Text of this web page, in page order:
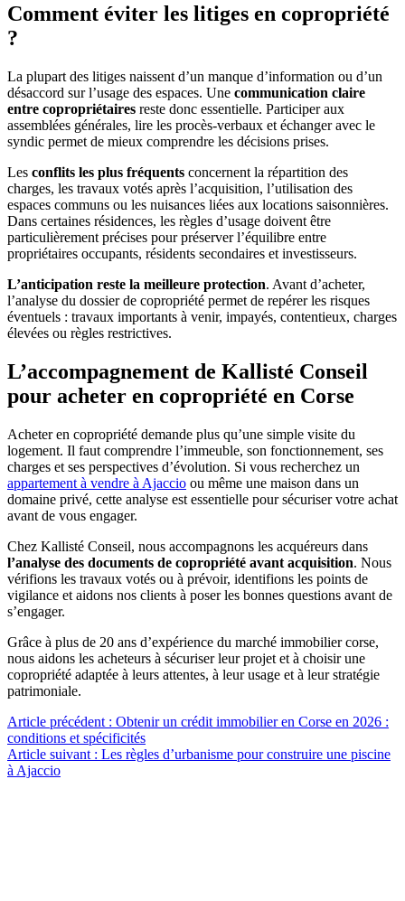
Comment éviter les litiges en copropriété
?
La plupart des litiges naissent d’un manque d’information ou d’un
désaccord sur l’usage des espaces. Une communication claire
entre copropriétaires reste donc essentielle. Participer aux
assemblées générales, lire les procès-verbaux et échanger avec le
syndic permet de mieux comprendre les décisions prises.
Les conflits les plus fréquents concernent la répartition des
charges, les travaux votés après l’acquisition, l’utilisation des
espaces communs ou les nuisances liées aux locations saisonnières.
Dans certaines résidences, les règles d’usage doivent être
particulièrement précises pour préserver l’équilibre entre
propriétaires occupants, résidents secondaires et investisseurs.
L’anticipation reste la meilleure protection. Avant d’acheter,
l’analyse du dossier de copropriété permet de repérer les risques
éventuels : travaux importants à venir, impayés, contentieux, charges
élevées ou règles restrictives.
L’accompagnement de Kallisté Conseil
pour acheter en copropriété en Corse
Acheter en copropriété demande plus qu’une simple visite du
logement. Il faut comprendre l’immeuble, son fonctionnement, ses
charges et ses perspectives d’évolution. Si vous recherchez un
appartement à vendre à Ajaccio ou même une maison dans un
domaine privé, cette analyse est essentielle pour sécuriser votre achat
avant de vous engager.
Chez Kallisté Conseil, nous accompagnons les acquéreurs dans
l’analyse des documents de copropriété avant acquisition. Nous
vérifions les travaux votés ou à prévoir, identifions les points de
vigilance et aidons nos clients à poser les bonnes questions avant de
s’engager.
Grâce à plus de 20 ans d’expérience du marché immobilier corse,
nous aidons les acheteurs à sécuriser leur projet et à choisir une
copropriété adaptée à leurs attentes, à leur usage et à leur stratégie
patrimoniale.
Navigation
de
l’article
Article précédent : Obtenir un crédit immobilier en Corse en 2026 :
conditions et spécificités
Article suivant : Les règles d’urbanisme pour construire une piscine
à Ajaccio